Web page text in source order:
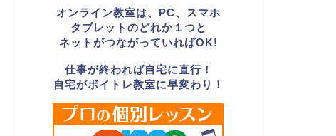
オンライン教室は、PC、スマホ
タブレットのどれか１つと
ネットがつながっていればOK!
仕事が終われば自宅に直行！
自宅がボイトレ教室に早変わり！